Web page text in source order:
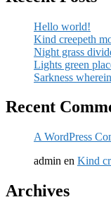
Hello world!
Kind creepeth
Night grass
Lights green
Sarkness
Recent
A WordPress
admin en Kind
Archives